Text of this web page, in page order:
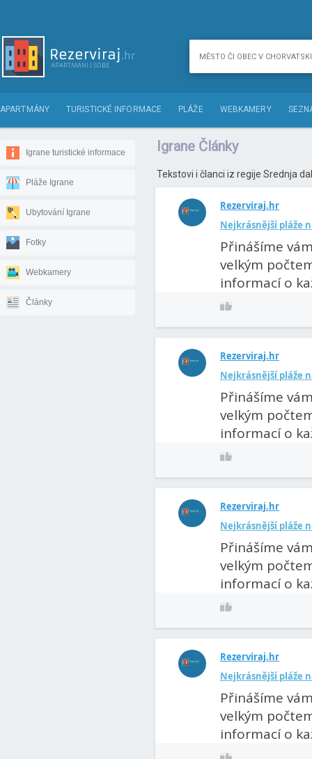
APARTMÁNY TURISTICKÉ INFORMACE PLÁŽE WEBKAMERY
Igrane turistické informace
Pláže Igrane
Ubytování Igrane
Fotky
Webkamery
Články
Igrane Články
Tekstovi i članci iz regije Srednja
Rezerviraj.hr
Nejkrásnější pláže
Přinášíme
velkým
informací o
Rezerviraj.hr
Nejkrásnější pláže
Přinášíme
velkým
informací o
Rezerviraj.hr
Nejkrásnější pláže
Přinášíme
velkým
informací o
Rezerviraj.hr
Nejkrásnější pláže
Přinášíme
velkým
informací o